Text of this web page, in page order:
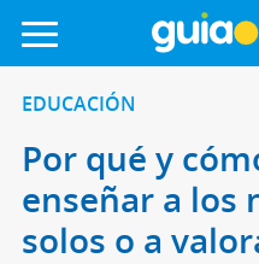
EDUCACIÓN
Por qué y
enseñar a los
solos o a